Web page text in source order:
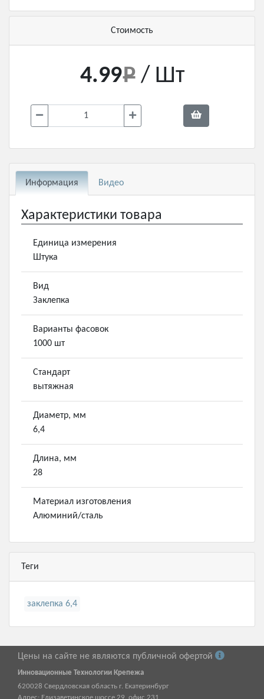
Стоимость
4.99 / Шт
Информация Видео
Характеристики товара
Единица измерения
Штука
Вид
Заклепка
Варианты фасовок
1000 шт
Стандарт
вытяжная
Диаметр, мм
6,4
Длина, мм
28
Материал изготовления
Алюминий/сталь
Теги
заклепка 6,4
Цены на сайте не являются публичной офертой
Инновационные Технологии Крепежа
620028 Свердловская область г. Екатеринбург